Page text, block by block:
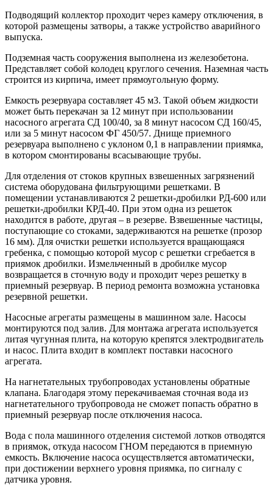
Подводящий коллектор проходит через камеру отключения, в
которой размещены затворы, а также устройство аварийного
выпуска.
Подземная часть сооружения выполнена из железобетона.
Представляет собой колодец круглого сечения. Наземная часть
строится из кирпича, имеет прямоугольную форму.
Емкость резервуара составляет 45 м3. Такой объем жидкости
может быть перекачан за 12 минут при использовании
насосного агрегата СД 100/40, за 8 минут насосом СД 160/45,
или за 5 минут насосом ФГ 450/57. Днище приемного
резервуара выполнено с уклоном 0,1 в направлении приямка,
в котором смонтированы всасывающие трубы.
Для отделения от стоков крупных взвешенных загрязнений
система оборудована фильтрующими решетками. В
помещении устанавливаются 2 решетки-дробилки РД-600 или
решетки-дробилки КРД-40. При этом одна из решеток
находится в работе, другая – в резерве. Взвешенные частицы,
поступающие со стоками, задерживаются на решетке (прозор
16 мм). Для очистки решетки используется вращающаяся
гребенка, с помощью которой мусор с решетки сгребается в
приямок дробилки. Измельченный в дробилке мусор
возвращается в сточную воду и проходит через решетку в
приемный резервуар. В период ремонта возможна установка
резервной решетки.
Насосные агрегаты размещены в машинном зале. Насосы
монтируются под залив. Для монтажа агрегата используется
литая чугунная плита, на которую крепятся электродвигатель
и насос. Плита входит в комплект поставки насосного
агрегата.
На нагнетательных трубопроводах установлены обратные
клапана. Благодаря этому перекачиваемая сточная вода из
нагнетательного трубопровода не сможет попасть обратно в
приемный резервуар после отключения насоса.
Вода с пола машинного отделения системой лотков отводятся
в приямок, откуда насосом ГНОМ передаются в приемную
емкость. Включение насоса осуществляется автоматически,
при достижении верхнего уровня приямка, по сигналу с
датчика уровня.